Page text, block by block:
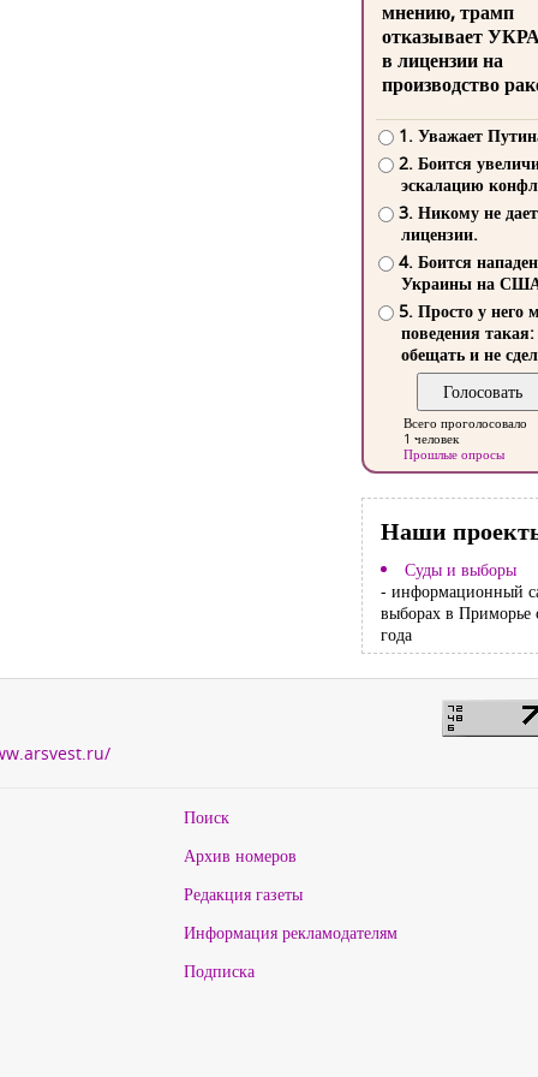
мнению, трамп
отказывает
в лицензии на
производство
1. Уважает
2. Боится
эскалацию
3. Никому не
лицензии.
4. Боится
Украины на
5. Просто у него
поведения такая:
обещать и не
Всего проголосовало
1 человек
Прошлые опросы
Наши
Суды и выборы
- информационный
выборах в Приморье
года
Поиск
Архив номеров
Редакция газеты
Информация рекламодателям
Подписка